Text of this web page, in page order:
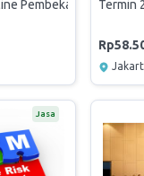
Pembekalan Termin
Jasa